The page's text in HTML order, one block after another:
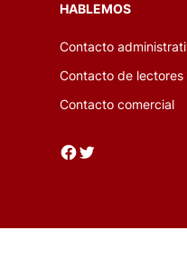
HABLEMOS
Contacto
Contacto de lectores
Contacto comercial
Facebook Twitter